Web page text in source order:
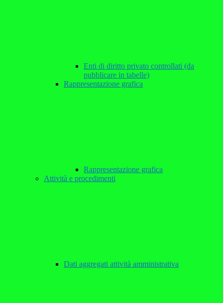
Enti di diritto privato controllati (da
pubblicare in tabelle)
Rappresentazione grafica
Rappresentazione grafica
Attività e procedimenti
Dati aggregati attività amministrativa